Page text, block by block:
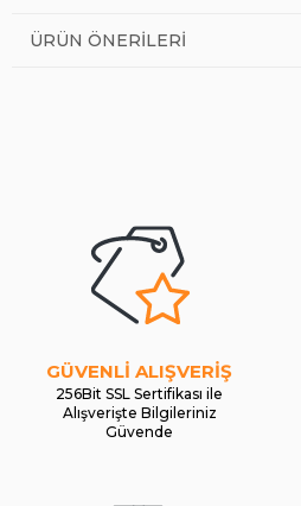
ÜRÜN ÖNERILERI
GÜVENLİ ALIŞVERİŞ
256Bit SSL Sertifikası ile
Alışverişte Bilgileriniz
Güvende